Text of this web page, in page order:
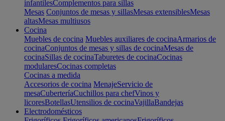
infantilesComplementos para sillas
Mesas Conjuntos de mesas y sillasMesas extensiblesMesas
altasMesas multiusos
Cocina
Muebles de cocina Muebles auxiliares de cocinaArmarios de
cocinaConjuntos de mesas y sillas de cocinaMesas de
cocinaSillas de cocinaTaburetes de cocinaCocinas
modularesCocinas completas
Cocinas a medida
Accesorios de cocina MenajeServicio de
mesaCuberteríaCuchillos para chefVinos y
licoresBotellasUtensilios de cocinaVajillaBandejas
Electrodomésticos